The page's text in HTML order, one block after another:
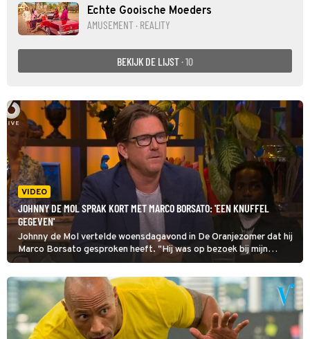
Echte Gooische Moeders
AMUSEMENT · REALITY
BEKIJK DE LIJST · 10
VIDEO
JOHNNY DE MOL SPRAK KORT MET MARCO BORSATO: 'EEN KNUFFEL
GEGEVEN'
Johnny de Mol vertelde woensdagavond in De Oranjezomer dat hij
Marco Borsato gesproken heeft. "Hij was op bezoek bij mijn
buurman en beste vriend. Hij is de baas bij Universal. Dus ze
hadden een gesprek met zijn tweeën en ik wist dat hij er was."